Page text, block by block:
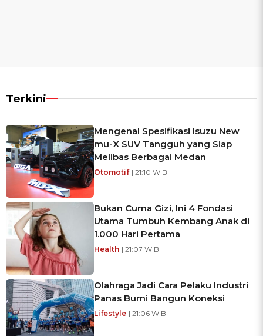
Terkini
Mengenal Spesifikasi Isuzu New
mu-X SUV Tangguh yang Siap
Melibas Berbagai Medan
Otomotif | 21:10 WIB
Bukan Cuma Gizi, Ini 4 Fondasi
Utama Tumbuh Kembang Anak di
1.000 Hari Pertama
Health | 21:07 WIB
Olahraga Jadi Cara Pelaku Industri
Panas Bumi Bangun Koneksi
Lifestyle | 21:06 WIB